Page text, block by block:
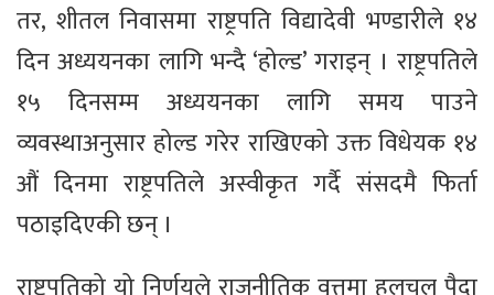
तर, शीतल निवासमा राष्ट्रपति विद्यादेवी भण्डारीले १४
दिन अध्ययनका लागि भन्दै ‘होल्ड’ गराइन् । राष्ट्रपतिले
१५ दिनसम्म अध्ययनका लागि समय पाउने
व्यवस्थाअनुसार होल्ड गरेर राखिएको उक्त विधेयक १४
औं दिनमा राष्ट्रपतिले अस्वीकृत गर्दै संसदमै फिर्ता
पठाइदिएकी छन् ।